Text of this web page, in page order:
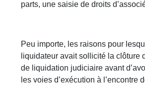
parts, une saisie de droits
Peu importe, les raisons pour
liquidateur avait sollicité la clôture
de liquidation judiciaire avant
les voies d’exécution à l’encontre